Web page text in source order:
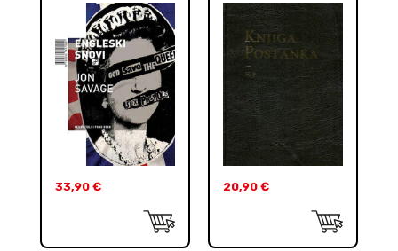
33,90 € 20,90 €